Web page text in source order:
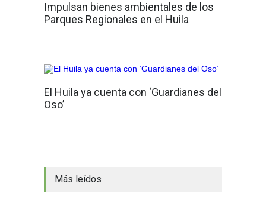
Impulsan bienes ambientales de los
Parques Regionales en el Huila
El Huila ya cuenta con ‘Guardianes del
Oso’
Más leídos